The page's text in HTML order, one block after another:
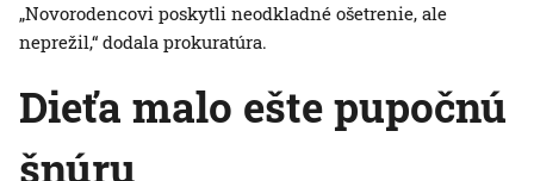
„Novorodencovi poskytli neodkladné ošetrenie, ale
neprežil,“ dodala prokuratúra.
Dieťa malo ešte pupočnú
šnúru